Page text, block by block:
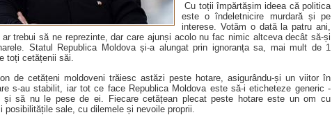
Cu toții împărtășim ideea că politica
este o îndeletnicire murdară și pe
interese. Votăm o dată la patru ani,
ar trebui să ne reprezinte, dar care ajunși acolo nu fac nimic altceva decât să-și
Statul Republica Moldova și-a alungat prin ignoranța sa, mai mult de 1
toți cetățenii săi.
de cetățeni moldoveni trăiesc astăzi peste hotare, asigurându-și un viitor în
s-au stabilit, iar tot ce face Republica Moldova este să-i eticheteze generic -
și să nu le pese de ei. Fiecare cetățean plecat peste hotare este un om cu
posibilitățile sale, cu dilemele și nevoile proprii.